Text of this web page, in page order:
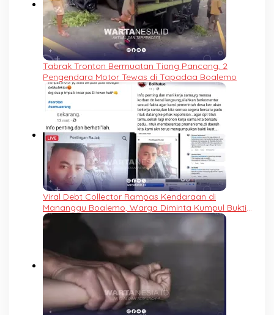
Tabrak Tronton Bermuatan Tiang Pancang, 2
Pengendara Motor Tewas di Tapadaa Boalemo
Viral Debt Collector Rampas Kendaraan di
Mananggu Boalemo, Warga Diminta Kumpul Bukti
dan Lapor Polisi